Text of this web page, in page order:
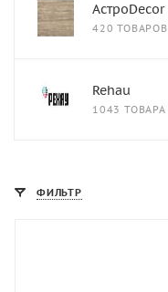
АстроDecor
420 ТОВАРОВ
Rehau
1043 ТОВАРА
ФИЛЬТР